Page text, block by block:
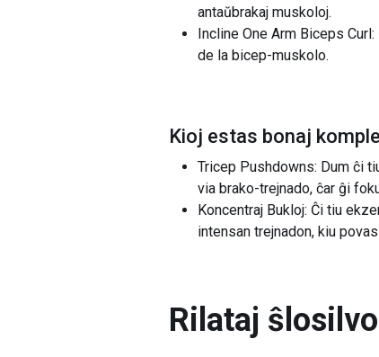
antaŭbrakaj muskoloj.
Incline One Arm Biceps
de la bicep-muskolo.
Kioj estas bonaj
Tricep Pushdowns: Dum ĉi
via brako-trejnado, ĉar ĝi
Koncentraj Bukloj: Ĉi tiu
intensan trejnadon, kiu
Rilataj